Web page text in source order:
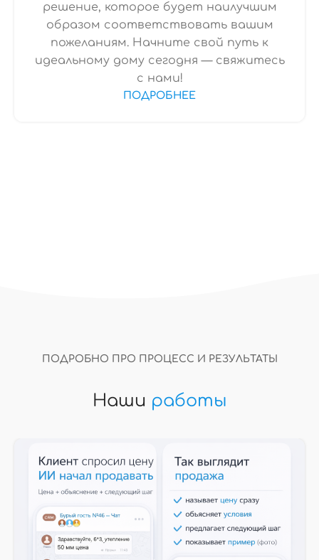
решение, которое будет наилучшим
образом соответствовать вашим
пожеланиям. Начните свой путь к
идеальному дому сегодня — свяжитесь
с нами!
ПОДРОБНЕЕ
ПОДРОБНО ПРО ПРОЦЕСС И РЕЗУЛЬТАТЫ
Наши работы